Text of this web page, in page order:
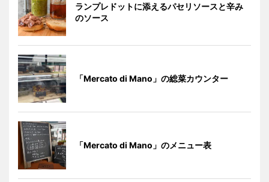
ランプレドットに添えるパセリソースと辛み
のソース
「Mercato di Mano」の総菜カウンター
「Mercato di Mano」のメニュー表